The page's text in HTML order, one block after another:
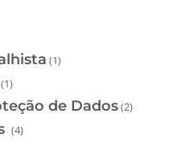
(1)
(1)
de Dados(2)
(4)